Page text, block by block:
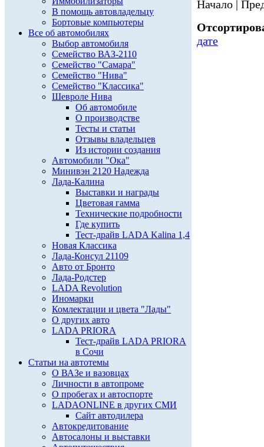
В помощь автовладельцу
Бортовые компьютеры
Все об автомобилях
Выбор автомобиля
Семейство ВАЗ-2110
Семейство "Самара"
Семейство "Нива"
Семейство "Классика"
Шевроле Нива
Об автомобиле
О производстве
Тесты и статьи
Отзывы владельцев
Из истории создания
Автомобили "Ока"
Минивэн 2120 Надежда
Лада-Калина
Выставки и награды
Цветовая гамма
Технические подробности
Где купить
Тест-драйв LADA Kalina 1,4
Новая Классика
Лада-Консул 21109
Авто от Бронто
Лада-Родстер
LADA Revolution
Иномарки
Комлектации и цвета "Лады"
О других авто
LADA PRIORA
Тест-драйв LADA PRIORA
в Сочи
Статьи на автотемы
О ВАЗе и вазовцах
Личности в автопроме
О пробегах и автоспорте
LADAONLINE в других СМИ
Сайт автодилера
Автокредитование
Автосалоны и выставки
Начало |
дате